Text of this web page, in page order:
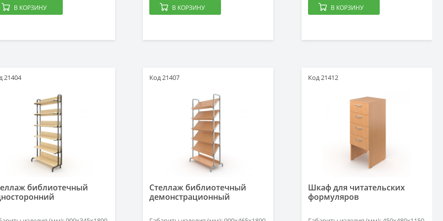
В КОРЗИНУ В КОРЗИНУ В КОРЗИНУ
21404
библиотечный
Код 21407
Стеллаж библиотечный
демонстрационный
Код 21412
Шкаф для читательских
формуляров